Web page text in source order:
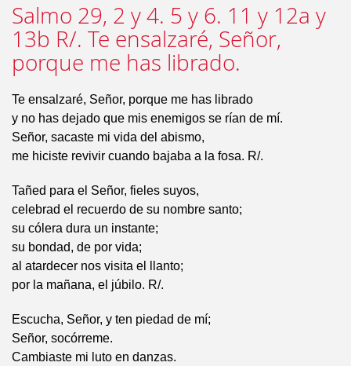
Salmo 29, 2 y 4. 5 y 6. 11 y 12a y
13b R/. Te ensalzaré, Señor,
porque me has librado.
Te ensalzaré, Señor, porque me has librado
y no has dejado que mis enemigos se rían de mí.
Señor, sacaste mi vida del abismo,
me hiciste revivir cuando bajaba a la fosa. R/.
Tañed para el Señor, fieles suyos,
celebrad el recuerdo de su nombre santo;
su cólera dura un instante;
su bondad, de por vida;
al atardecer nos visita el llanto;
por la mañana, el júbilo. R/.
Escucha, Señor, y ten piedad de mí;
Señor, socórreme.
Cambiaste mi luto en danzas.